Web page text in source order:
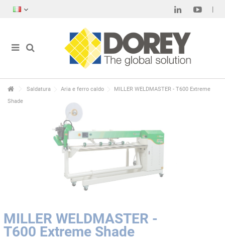
Saldatura Aria e ferro caldo
MILLER WELDMASTER - T600 Extreme
Shade
MILLER WELDMASTER -
T600 Extreme Shade